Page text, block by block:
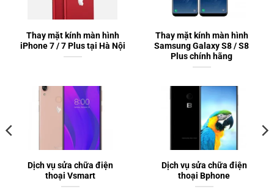
Thay mặt kính màn hình
iPhone 7 / 7 Plus tại Hà Nội
Thay mặt kính màn hình
Samsung Galaxy S8 / S8
Plus chính hãng
Dịch vụ sửa chữa điện
thoại Vsmart
Dịch vụ sửa chữa điện
thoại Bphone